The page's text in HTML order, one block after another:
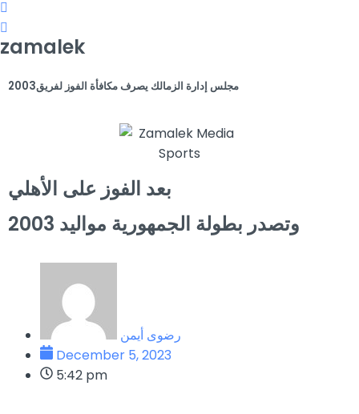
zamalek
مجلس إدارة الزمالك يصرف مكافأة الفوز لفريق2003
بعد الفوز على الأهلي
وتصدر بطولة الجمهورية مواليد 2003
رضوى أيمن
December 5, 2023
5:42 pm